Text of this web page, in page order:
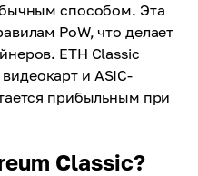
способом. Эта
PoW, что делает
ETH Classic
и ASIC-
прибыльным при
Classic?